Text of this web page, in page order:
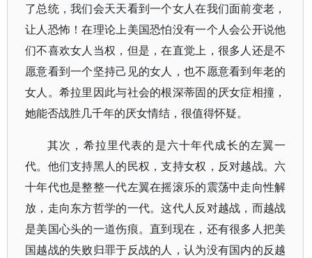
了总统，我们会天天看到一个女人在我们面前变老，
让人恐怖！在理论上美国恐怕没有一个人会公开说他
们不喜欢女人当权，但是，在直觉上，很多人还是不
愿意看到一个坚持己见的女人，也不愿意看到年老的
女人。希拉里因此与社会的根深蒂固的厌女症相撞，
她能否战胜几千年的厌女情结，很值得怀疑。
其次，希拉里代表的是六十年代成长的左翼一
代。他们支持黑人的民权，支持女权，反对越战。六
十年代也是整整一代左翼在摇滚乐的震荡中走向性解
放，走向东方哲学的一代。这代人反对越战，而越战
是美国心头的一道伤痕。直到现在，还有很多人把美
国越战的失败归罪于反战的人，认为没有国内的反越